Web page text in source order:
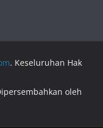
. Keseluruhan Hak
oleh